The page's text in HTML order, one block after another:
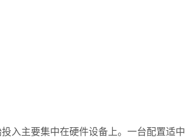
投入主要集中在硬件设备上。一台配置适中